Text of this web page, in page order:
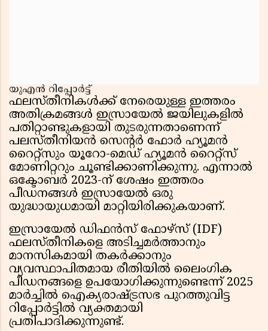
യുഎൻ റിപ്പോർട്ട്
ഫലസ്തീനികൾക്ക് നേരെയുള്ള ഇത്തരം
അതിക്രമങ്ങൾ ഇസ്രായേൽ ജയിലുകളിൽ
പതിറ്റാണ്ടുകളായി തുടരുന്നതാണെന്ന്
പലസ്തീനിയൻ സെന്റർ ഫോർ ഹ്യൂമൻ
റൈറ്റ്സും യൂറോ-മെഡ് ഹ്യൂമൻ റൈറ്റ്സ്
മോണിറ്ററും ചൂണ്ടിക്കാണിക്കുന്നു. എന്നാൽ
ഒക്ടോബർ 2023-ന് ശേഷം ഇത്തരം
പീഡനങ്ങൾ ഇസ്രായേൽ ഒരു
യുദ്ധായുധമായി മാറ്റിയിരിക്കുകയാണ്.
ഇസ്രായേൽ ഡിഫൻസ് ഫോഴ്സ് (IDF)
ഫലസ്തീനികളെ അടിച്ചമർത്താനും
മാനസികമായി തകർക്കാനും
വ്യവസ്ഥാപിതമായ രീതിയിൽ ലൈംഗിക
പീഡനങ്ങളെ ഉപയോഗിക്കുന്നുണ്ടെന്ന് 2025
മാർച്ചിൽ ഐക്യരാഷ്ട്രസഭ പുറത്തുവിട്ട
റിപ്പോർട്ടിൽ വ്യക്തമായി
പ്രതിപാദിക്കുന്നുണ്ട്.